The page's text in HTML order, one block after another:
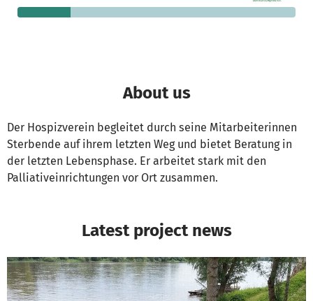
About us
Der Hospizverein begleitet durch seine Mitarbeiterinnen
Sterbende auf ihrem letzten Weg und bietet Beratung in
der letzten Lebensphase. Er arbeitet stark mit den
Palliativeinrichtungen vor Ort zusammen.
Latest project news